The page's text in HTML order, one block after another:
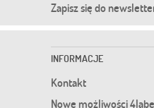
Zapisz się do
INFORMACJE
Kontakt
Nowe możliwości